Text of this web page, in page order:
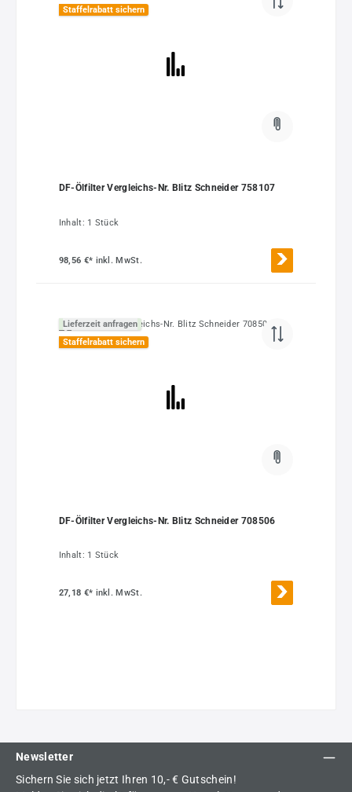
Staffelrabatt sichern
DF-Ölfilter Vergleichs-Nr. Blitz Schneider 758107
Inhalt: 1 Stück
98,56 €* inkl. MwSt.
Lieferzeit anfragen
Staffelrabatt sichern
DF-Ölfilter Vergleichs-Nr. Blitz Schneider 708506
Inhalt: 1 Stück
27,18 €* inkl. MwSt.
Newsletter
Sichern Sie sich jetzt Ihren 10,- € Gutschein!